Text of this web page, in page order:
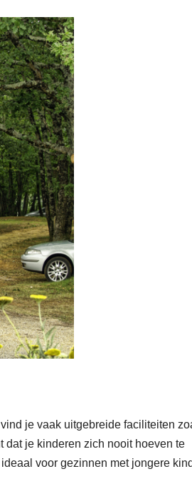
je vaak uitgebreide faciliteiten
dat je kinderen zich nooit hoeven te
voor gezinnen met jongere